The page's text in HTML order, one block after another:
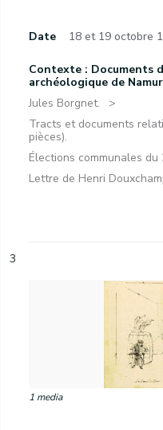
Date 18 et 19 octobre
Contexte : Documents
archéologique de Namur
Jules Borgnet.
Tracts et documents
pièces).
Élections communales
Lettre de Henri
3
1 media